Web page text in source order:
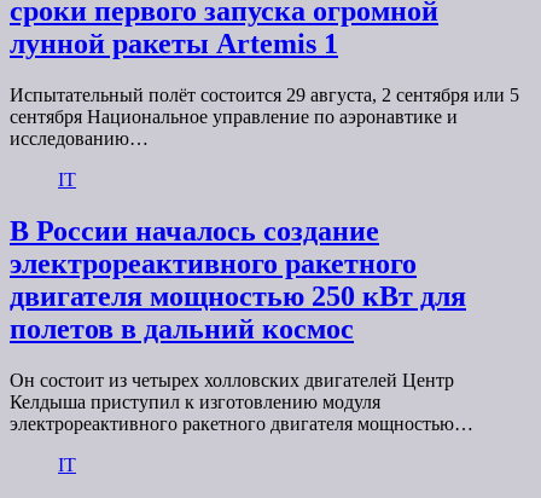
сроки первого запуска огромной
лунной ракеты Artemis 1
Испытательный полёт состоится 29 августа, 2 сентября или 5
сентября Национальное управление по аэронавтике и
исследованию…
IT
В России началось создание
электрореактивного ракетного
двигателя мощностью 250 кВт для
полетов в дальний космос
Он состоит из четырех холловских двигателей Центр
Келдыша приступил к изготовлению модуля
электрореактивного ракетного двигателя мощностью…
IT